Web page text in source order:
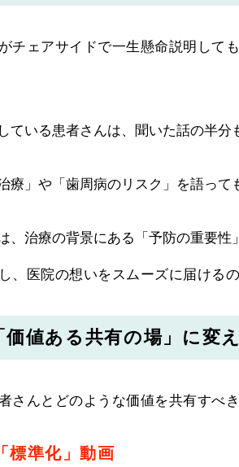
チェアサイドで一生懸命説明して
ている患者さんは、聞いた話の半分
療」や「歯周病のリスク」を語って
、治療の背景にある「予防の重要性
、医院の想いをスムーズに届ける
値ある共有の場」に変
さんとどのような価値を共有すべ
標準化」動画